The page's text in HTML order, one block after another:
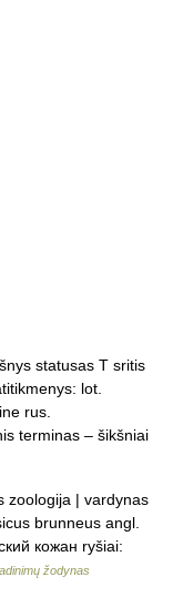
statusas T sritis
lot.
rus.
terminas – šikšniai
| vardynas
brunneus angl.
кожан ryšiai:
žodynas